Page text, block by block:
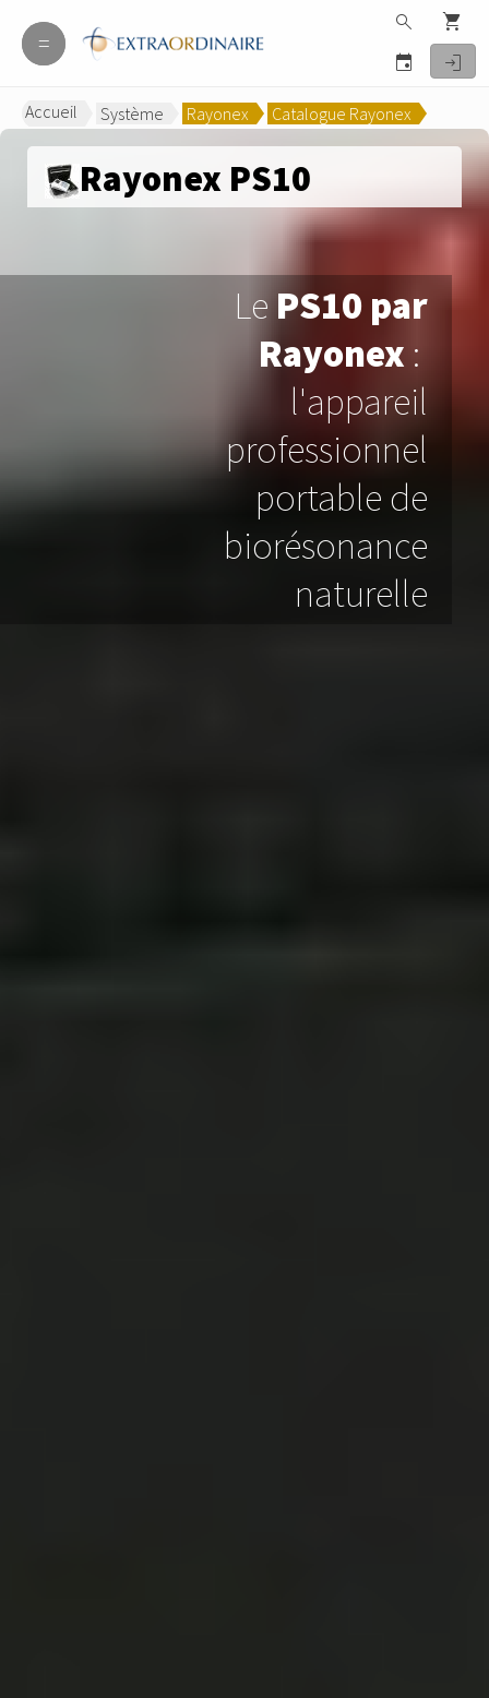
search
shopping_cart
event
login
=
=
Accueil Système Rayonex Catalogue Rayonex
Rayonex PS10
Le PS10 par
Rayonex :
l'appareil
professionnel
portable de
biorésonance
naturelle